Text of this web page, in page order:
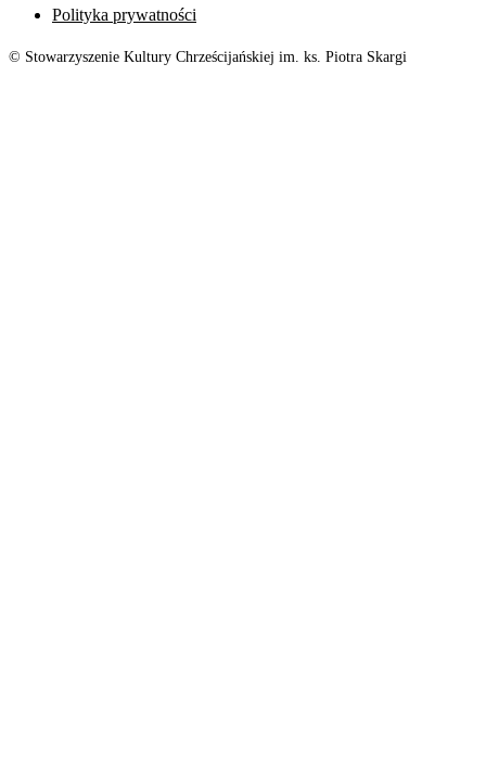
Polityka prywatności
© Stowarzyszenie Kultury Chrześcijańskiej im. ks. Piotra Skargi